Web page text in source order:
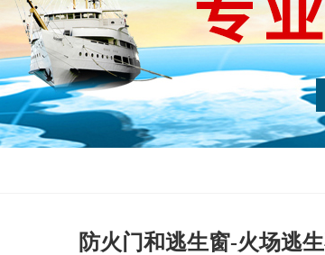
防火门和逃生窗-火场逃